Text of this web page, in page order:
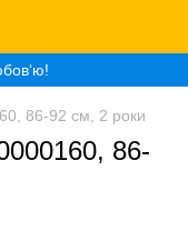
86-92 см, 2 роки
86-